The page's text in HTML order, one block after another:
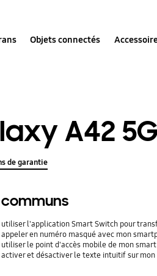
Objets connectés
A42
de garantie
communs
l'application Smart Switch pour
en numéro masqué avec mon
le point d'accès mobile de mon
et désactiver le texte intuitif sur mon